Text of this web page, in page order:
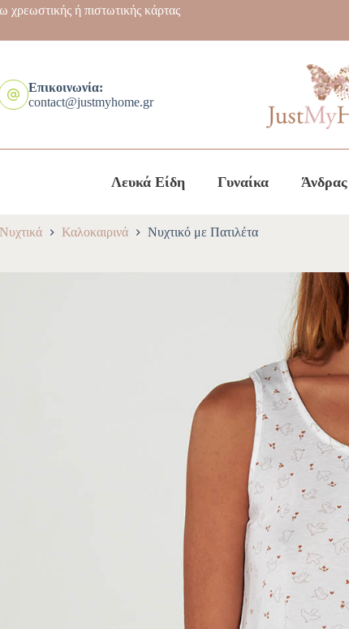
ή πιστωτικής κάρτας
Επικοινωνία:
contact@justmyhome.gr
Λευκά Είδη Γυναίκα Άνδρας
Νυχτικά Καλοκαιρινά Νυχτικό με Πατιλέτα